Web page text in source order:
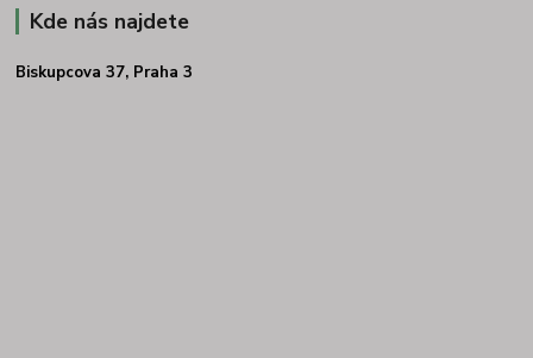
Kde nás najdete
Biskupcova 37, Praha 3